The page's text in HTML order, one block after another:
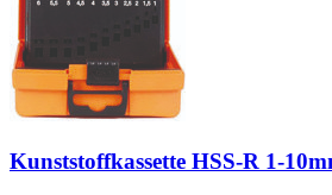
Kunststoffkassette HSS-R 1-